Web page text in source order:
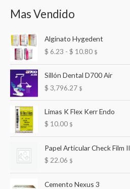
Mas Vendido
Alginato Hygedent
$ 6.23 - $ 10.80R
n
d
e
c
o
s
$
Sillón Dental D700 Air
$ 3,796.27 $
Limas K Flex Kerr Endo
$ 10.00 $
Papel Articular Check Film II
$ 22.06 $
Cemento Nexus 3